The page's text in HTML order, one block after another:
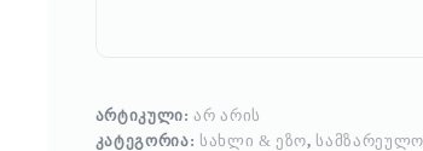
ᲐᲠᲢᲘᲙᲣᲚᲘ:ᲐᲠ ᲐᲠᲘᲡ
ᲙᲐᲢᲔᲒᲝᲠᲘᲐ: ᲡᲐᲮᲚᲘ & ᲔᲖᲝ,